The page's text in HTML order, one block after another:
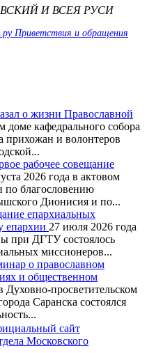
И ВСЕЯ РУСИ
Приветствия и обращения
о жизни Православной
доме кафедрального собора
прихожан и волонтеров
рабочее совещание
2026 года в актовом
по благословению
Дионисия и по...
епархиальных
епархии 27 июля 2026 года
при ДГТУ состоялось
миссионеров...
о православном
и общественном
Духовно-просветительском
Саранска состоялся
сайт
Московского